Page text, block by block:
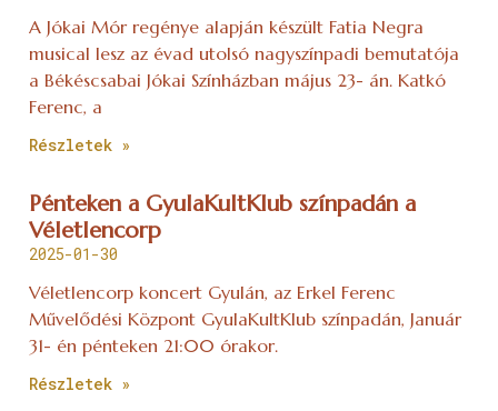
A Jókai Mór regénye alapján készült Fatia Negra
musical lesz az évad utolsó nagyszínpadi bemutatója
a Békéscsabai Jókai Színházban május 23- án. Katkó
Ferenc, a
Részletek »
Pénteken a GyulaKultKlub színpadán a
Véletlencorp
2025-01-30
Véletlencorp koncert Gyulán, az Erkel Ferenc
Művelődési Központ GyulaKultKlub színpadán, Január
31- én pénteken 21:00 órakor.
Részletek »